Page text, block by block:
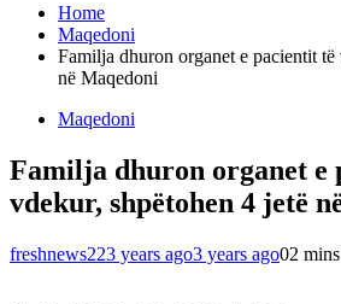
Home
Maqedoni
Familja dhuron organet e pacientit
në Maqedoni
Maqedoni
Familja dhuron organet e
vdekur, shpëtohen 4 jetë
freshnews223 years ago3 years ago02 mins